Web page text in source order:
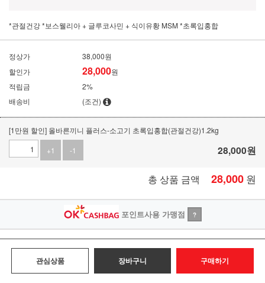
*관절건강 *보스웰리아 + 글루코사민 + 식이유황 MSM *초록입홍합
정상가
38,000원
할인가
28,000원
적립금
2%
배송비
(조건)
[1만원 할인] 올바른끼니 플러스-소고기 초록입홍합(관절건강)1.2kg
+1
-1 28,000원
총 상품 금액 28,000 원
포인트사용 가맹점 ?
관심상품 장바구니 구매하기